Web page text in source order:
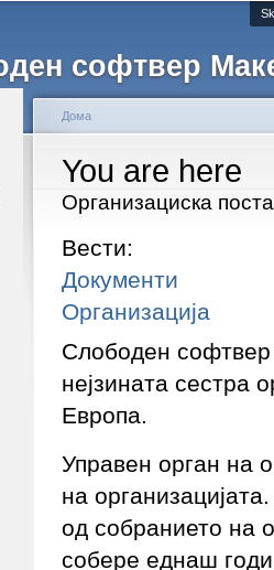
софтвер
You are here
Дома
Организациска
Вести:
Документи
Организација
Слободен софтвер
нејзината сестра
Европа.
Управен орган на
на
од собранието на
собере еднаш